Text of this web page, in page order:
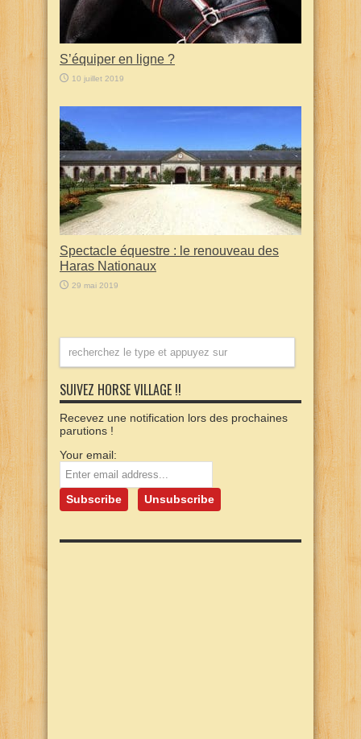
S’équiper en ligne ?
10 juillet 2019
Spectacle équestre : le renouveau des
Haras Nationaux
29 mai 2019
SUIVEZ HORSE VILLAGE !!
Recevez une notification lors des prochaines
parutions !
Your email: